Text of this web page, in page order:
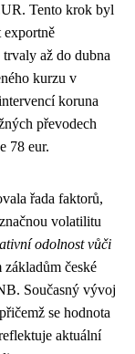
Tento krok byl
exportně
až do dubna
kurzu v
koruna
převodech
78 eur.
řada faktorů,
volatilitu
odolnost vůči
české
Současný vývoj
se hodnota
aktuální